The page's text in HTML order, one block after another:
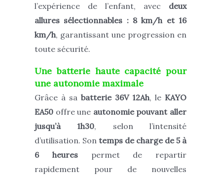
l’expérience de l’enfant, avec deux
allures sélectionnables : 8 km/h et 16
km/h, garantissant une progression en
toute sécurité.
Une batterie haute capacité pour
une autonomie maximale
Grâce à sa batterie 36V 12Ah, le KAYO
EA50 offre une autonomie pouvant aller
jusqu’à 1h30, selon l’intensité
d’utilisation. Son temps de charge de 5 à
6 heurespermet de repartir
rapidement pour de nouvelles